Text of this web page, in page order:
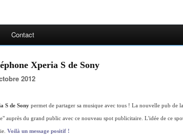
Contact
Xperia S de Sony
2012
S de Sony permet de partager sa musique avec tous ! La nouvelle pub de
auprès du grand public avec ce nouveau spot publicitaire. L'idée de ce
Voilà un message positif !